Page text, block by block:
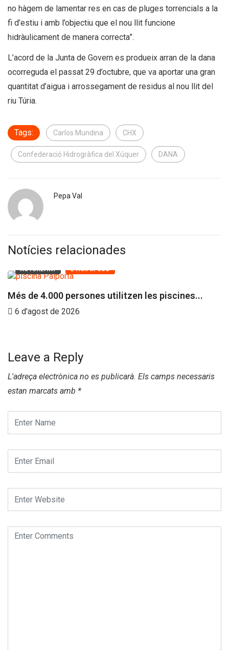
no hàgem de lamentar res en cas de pluges torrencials a la
fi d’estiu i amb l’objectiu que el nou llit funcione
hidràulicament de manera correcta”.
L’acord de la Junta de Govern es produeix arran de la dana
ocorreguda el passat 29 d’octubre, que va aportar una gran
quantitat d’aigua i arrossegament de residus al nou llit del
riu Túria.
Tags: Carlos Mundina CHX
Confederació Hidrogràfica del Xúquer DANA
Pepa Val
Notícies relacionades
ACTUALITAT L'HORTA SUD
Més de 4.000 persones utilitzen les piscines...
6 d'agost de 2026
Leave a Reply
L'adreça electrònica no es publicarà. Els camps necessaris
estan marcats amb *